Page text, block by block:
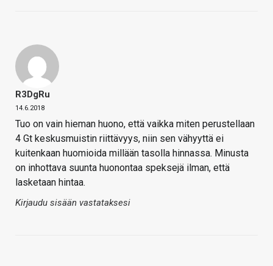
R3DgRu
14.6.2018
Tuo on vain hieman huono, että vaikka miten perustellaan
4 Gt keskusmuistin riittävyys, niin sen vähyyttä ei
kuitenkaan huomioida millään tasolla hinnassa. Minusta
on inhottava suunta huonontaa speksejä ilman, että
lasketaan hintaa.
Kirjaudu sisään vastataksesi